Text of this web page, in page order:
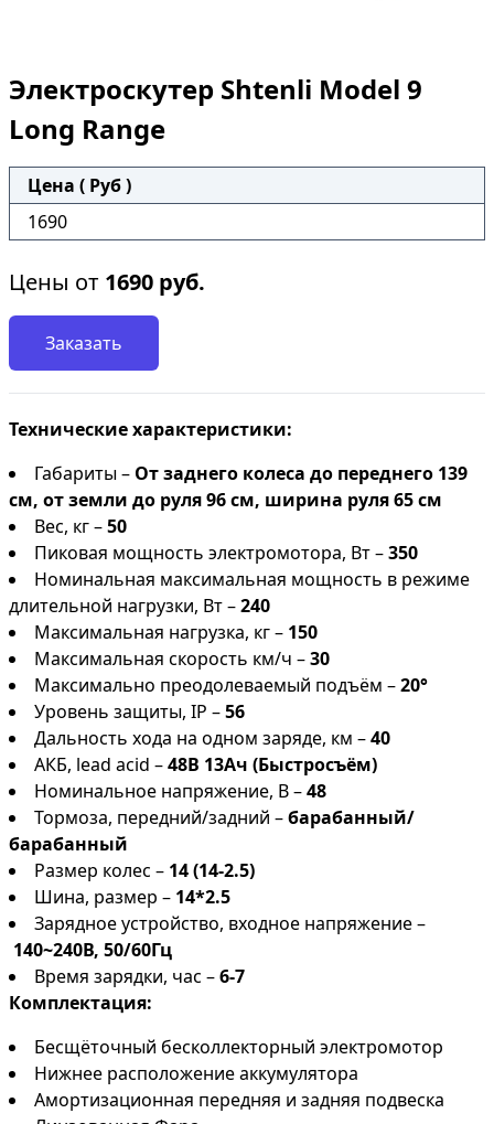
Электроскутер Shtenli Model 9
Long Range
Цена ( Руб )
1690
Цены от 1690 руб.
Заказать
Технические характеристики:
Габариты – От заднего колеса до переднего 139
см, от земли до руля 96 см, ширина руля 65 см
Вес, кг –50
Пиковая мощность электромотора, Вт –350
Номинальная максимальная мощность в режиме
длительной нагрузки, Вт –240
Максимальная нагрузка, кг – 150
Максимальная скорость км/ч –30
Максимально преодолеваемый подъём –20°
Уровень защиты, IP –56
Дальность хода на одном заряде, км –40
АКБ, lead acid –48В 13Ач (Быстросъём)
Номинальное напряжение, В –48
Тормоза, передний/задний –барабанный/
барабанный
Размер колес – 14 (14-2.5)
Шина, размер – 14*2.5
Зарядное устройство, входное напряжение –
140~240В, 50/60Гц
Время зарядки, час –6-7
Комплектация:
Бесщёточный бесколлекторный электромотор
Нижнее расположение аккумулятора
Амортизационная передняя и задняя подвеска